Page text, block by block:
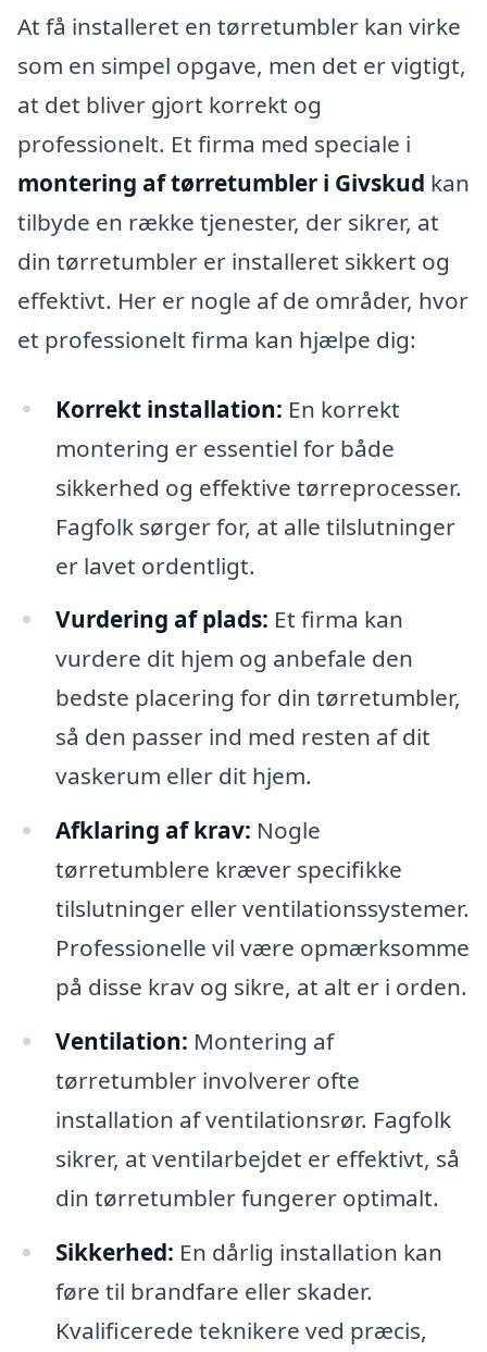
At få installeret en tørretumbler kan virke
som en simpel opgave, men det er vigtigt,
at det bliver gjort korrekt og
professionelt. Et firma med speciale i
montering af tørretumbler i Givskud kan
tilbyde en række tjenester, der sikrer, at
din tørretumbler er installeret sikkert og
effektivt. Her er nogle af de områder, hvor
et professionelt firma kan hjælpe dig:
Korrekt installation: En korrekt
montering er essentiel for både
sikkerhed og effektive tørreprocesser.
Fagfolk sørger for, at alle tilslutninger
er lavet ordentligt.
Vurdering af plads: Et firma kan
vurdere dit hjem og anbefale den
bedste placering for din tørretumbler,
så den passer ind med resten af dit
vaskerum eller dit hjem.
Afklaring af krav: Nogle
tørretumblere kræver specifikke
tilslutninger eller ventilationssystemer.
Professionelle vil være opmærksomme
på disse krav og sikre, at alt er i orden.
Ventilation: Montering af
tørretumbler involverer ofte
installation af ventilationsrør. Fagfolk
sikrer, at ventilarbejdet er effektivt, så
din tørretumbler fungerer optimalt.
Sikkerhed: En dårlig installation kan
føre til brandfare eller skader.
Kvalificerede teknikere ved præcis,